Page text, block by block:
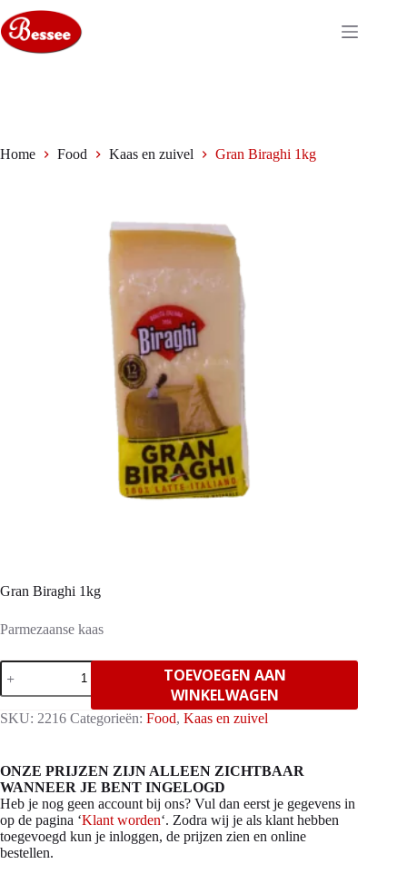
naar
de
inhoud
Home Food Kaas en zuivel Gran Biraghi 1kg
Gran Biraghi 1kg
Parmezaanse kaas
Gran
Biraghi
1kg
aantal
TOEVOEGEN AAN
WINKELWAGEN
SKU: 2216 Categorieën: Food, Kaas en zuivel
ONZE PRIJZEN ZIJN ALLEEN ZICHTBAAR
WANNEER JE BENT INGELOGD
Heb je nog geen account bij ons? Vul dan eerst je gegevens in
op de pagina ‘Klant worden‘. Zodra wij je als klant hebben
toegevoegd kun je inloggen, de prijzen zien en online
bestellen.